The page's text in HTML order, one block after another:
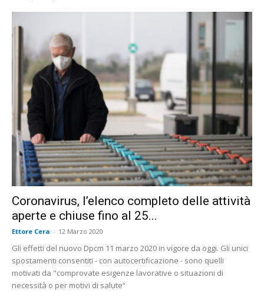
Coronavirus, l’elenco completo delle attività
aperte e chiuse fino al 25...
Ettore Cera - 12 Marzo 2020
Gli effetti del nuovo Dpcm 11 marzo 2020 in vigore da oggi. Gli unici
spostamenti consentiti - con autocertificazione - sono quelli
motivati da "comprovate esigenze lavorative o situazioni di
necessità o per motivi di salute“